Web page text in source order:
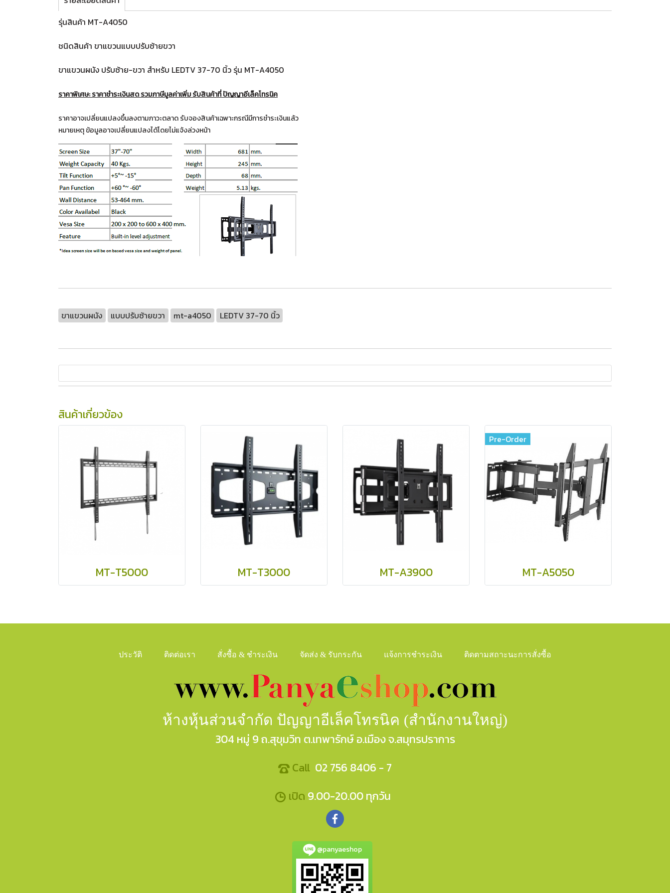
รุ่นสินค้า MT-A4050
ชนิดสินค้า ขาแขวนแบบปรับซ้ายขวา
ขาแขวนผนัง ปรับซ้าย-ขวา สำหรับ LEDTV 37-70 นิ้ว รุ่น MT-A4050
ราคาพิเศษ: ราคาชำระเงินสด รวมภาษีมูลค่าเพิ่ม รับสินค้าที่ ปัญญาอีเล็คโทรนิค
ราคาอาจเปลี่ยนแปลงขึ้นลงตามภาวะตลาด รับจองสินค้าเฉพาะกรณีมีการชำระเงินแล้ว
หมายเหตุ ข้อมูลอาจเปลี่ยนแปลงได้โดยไม่แจ้งล่วงหน้า
ขาแขวนผนัง แบบปรับซ้ายขวา mt-a4050 LEDTV 37-70 นิ้ว
สินค้าเกี่ยวข้อง
MT-T5000 MT-T3000 MT-A3900
Pre-Order
MT-A5050
ประวัติ ติดต่อเรา สั่งซื้อ & ชำระเงิน จัดส่ง & รับกระกัน แจ้งการชำระเงิน ติดตามสถาะนะการสั่งซื้อ
ห้างหุ้นส่วนจำกัด ปัญญาอีเล็คโทรนิค (สำนักงานใหญ่)
304 หมู่ 9 ถ.สุขุมวิท ต.เทพารักษ์ อ.เมือง จ.สมุทรปราการ
Call 02 756 8406 - 7
เปิด 9.00-20.00 ทุกวัน
@panyaeshop